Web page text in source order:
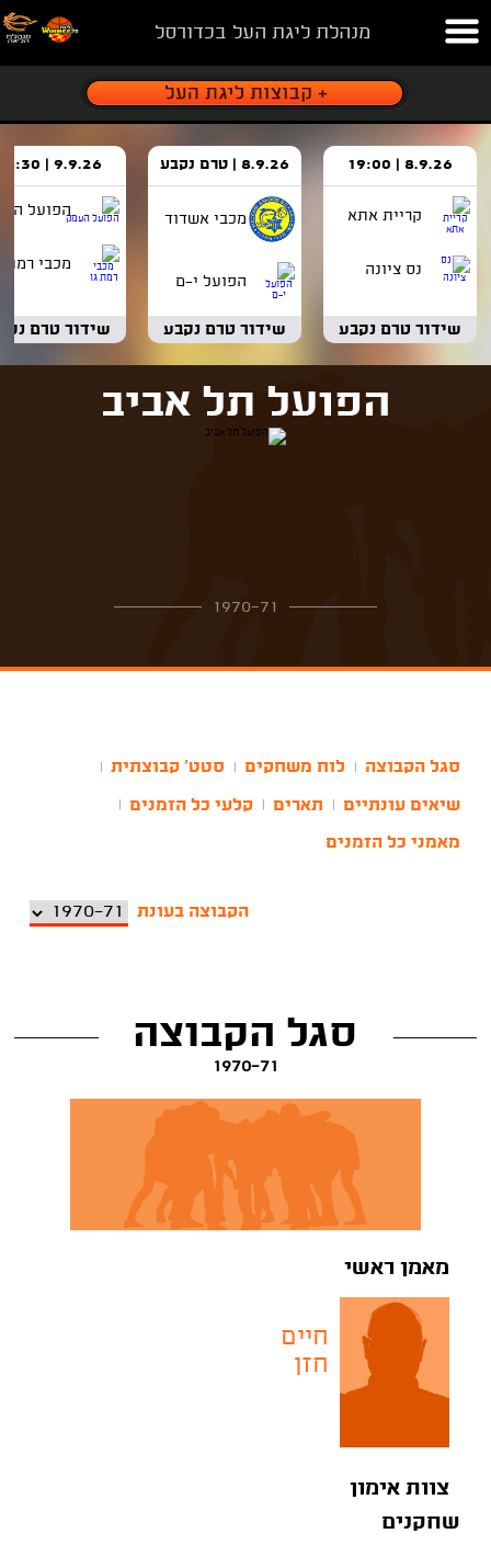
מנהלת ליגת העל בכדורסל
8.9.26 | 19:00
קריית אתא
נס ציונה
שידור טרם נקבע
8.9.26 | טרם נקבע
מכבי אשדוד
הפועל י-ם
שידור טרם נקבע
9.9.26 | 18:30
הפועל
מכבי רמת
שידור טרם
הפועל תל אביב
1970-71
סגל הקבוצה לוח משחקים סטט' קבוצתית
שיאים עונתיים תארים קלעי כל הזמנים
מאמני כל הזמנים
הקבוצה בעונת
סגל הקבוצה
1970-71
מאמן ראשי
חיים
חזן
צוות אימון
שחקנים